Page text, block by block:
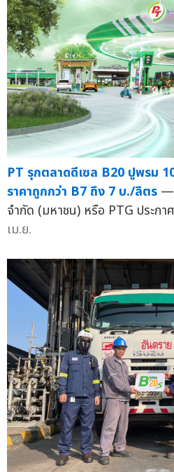
PT รุกตลาดดีเซล B20 ปูพรม
ราคาถูกกว่า B7 ถึง 7 บ./ลิตร —
จำกัด (มหาชน) หรือ PTG ประก
เม.ย.